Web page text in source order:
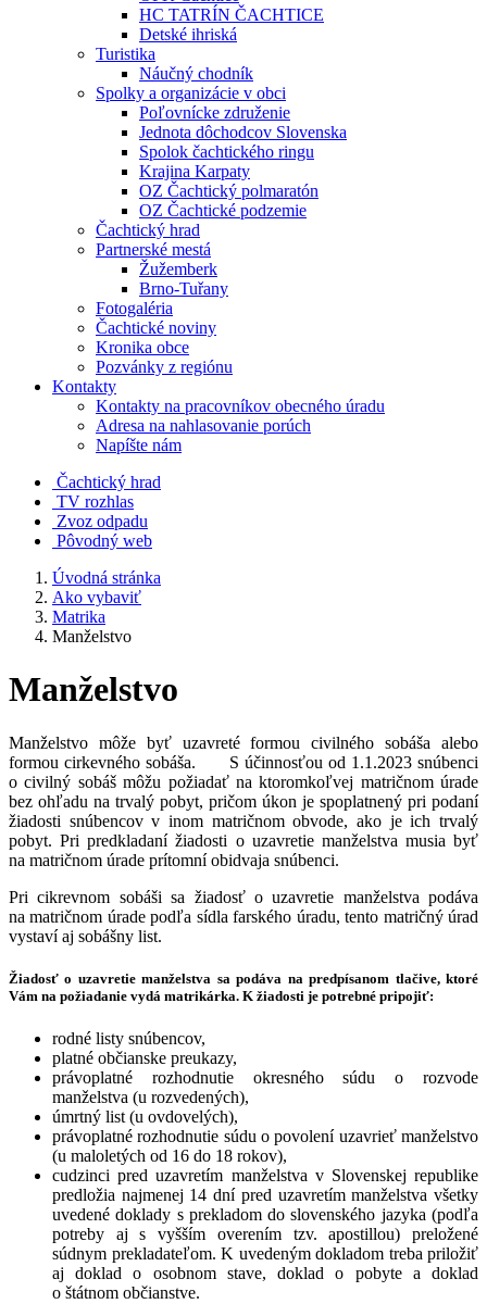
HC TATRÍN ČACHTICE
Detské ihriská
Turistika
Náučný chodník
Spolky a organizácie v obci
Poľovnícke združenie
Jednota dôchodcov Slovenska
Spolok čachtického ringu
Krajina Karpaty
OZ Čachtický polmaratón
OZ Čachtické podzemie
Čachtický hrad
Partnerské mestá
Žužemberk
Brno-Tuřany
Fotogaléria
Čachtické noviny
Kronika obce
Pozvánky z regiónu
Kontakty
Kontakty na pracovníkov obecného úradu
Adresa na nahlasovanie porúch
Napíšte nám
Čachtický hrad
TV rozhlas
Zvoz odpadu
Pôvodný web
Úvodná stránka
Ako vybaviť
Matrika
Manželstvo
Manželstvo
Manželstvo môže byť uzavreté formou civilného sobáša alebo
formou cirkevného sobáša. S účinnosťou od 1.1.2023 snúbenci
o civilný sobáš môžu požiadať na ktoromkoľvej matričnom úrade
bez ohľadu na trvalý pobyt, pričom úkon je spoplatnený pri podaní
žiadosti snúbencov v inom matričnom obvode, ako je ich trvalý
pobyt. Pri predkladaní žiadosti o uzavretie manželstva musia byť
na matričnom úrade prítomní obidvaja snúbenci.
Pri cikrevnom sobáši sa žiadosť o uzavretie manželstva podáva
na matričnom úrade podľa sídla farského úradu, tento matričný úrad
vystaví aj sobášny list.
Žiadosť o uzavretie manželstva sa podáva na predpísanom tlačive, ktoré
Vám na požiadanie vydá matrikárka. K žiadosti je potrebné pripojiť:
rodné listy snúbencov,
platné občianske preukazy,
právoplatné rozhodnutie okresného súdu o rozvode
manželstva (u rozvedených),
úmrtný list (u ovdovelých),
právoplatné rozhodnutie súdu o povolení uzavrieť manželstvo
(u maloletých od 16 do 18 rokov),
cudzinci pred uzavretím manželstva v Slovenskej republike
predložia najmenej 14 dní pred uzavretím manželstva všetky
uvedené doklady s prekladom do slovenského jazyka (podľa
potreby aj s vyšším overením tzv. apostillou) preložené
súdnym prekladateľom. K uvedeným dokladom treba priložiť
aj doklad o osobnom stave, doklad o pobyte a doklad
o štátnom občianstve.